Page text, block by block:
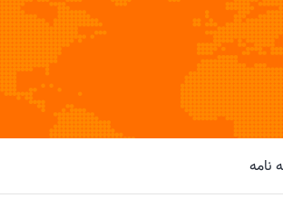
نامه